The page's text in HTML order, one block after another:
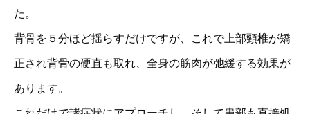
た。
背骨を５分ほど揺らすだけですが、これで上部頸椎が矯
正され背骨の硬直も取れ、全身の筋肉が弛緩する効果が
あります。